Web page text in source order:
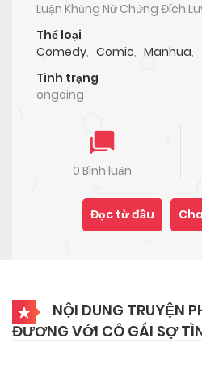
Luận Khủng Nữ Chứng Đích
Thể loại
Comedy, Comic, Manhua,
Tình trạng
ongoing
0 Bình luận
Đọc từ đầu
NỘI DUNG TRUYỆN
ĐƯƠNG VỚI CÔ GÁI SỢ